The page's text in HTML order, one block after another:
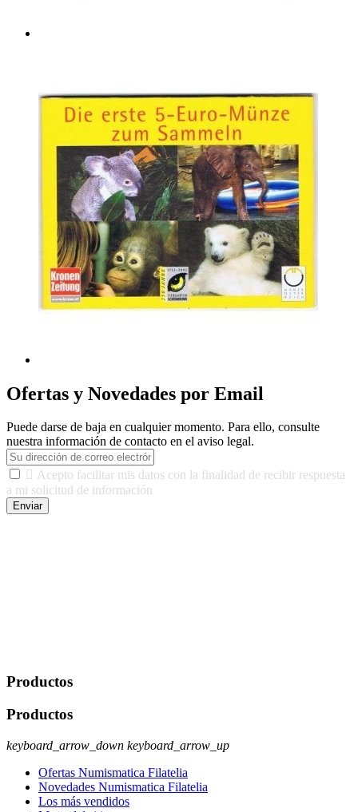
Ofertas y Novedades por Email
Puede darse de baja en cualquier momento. Para ello, consulte
nuestra información de contacto en el aviso legal.
 Acepto facilitar mis datos con la finalidad de recibir respuesta
a mi solicitud de información
Enviar
Productos
Productos
keyboard_arrow_down keyboard_arrow_up
Ofertas Numismatica Filatelia
Novedades Numismatica Filatelia
Los más vendidos